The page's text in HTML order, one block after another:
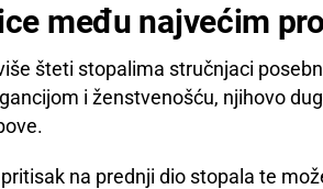
među najvećim
šteti stopalima stručnjaci
i ženstvenošću, njihovo
na prednji dio stopala te